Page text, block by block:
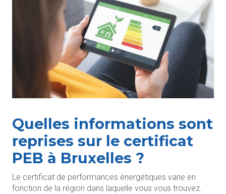
Quelles informations sont
reprises sur le certificat
PEB à Bruxelles ?
Le certificat de performances énergétiques varie en
fonction de la région dans laquelle vous vous trouvez.